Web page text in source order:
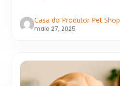
Casa do Produtor Pet Shop
maio 27, 2025